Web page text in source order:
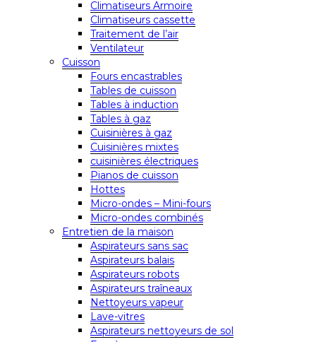
Climatiseurs Armoire
Climatiseurs cassette
Traitement de l’air
Ventilateur
Cuisson
Fours encastrables
Tables de cuisson
Tables à induction
Tables à gaz
Cuisinières à gaz
Cuisinières mixtes
cuisinières électriques
Pianos de cuisson
Hottes
Micro-ondes – Mini-fours
Micro-ondes combinés
Entretien de la maison
Aspirateurs sans sac
Aspirateurs balais
Aspirateurs robots
Aspirateurs traîneaux
Nettoyeurs vapeur
Lave-vitres
Aspirateurs nettoyeurs de sol